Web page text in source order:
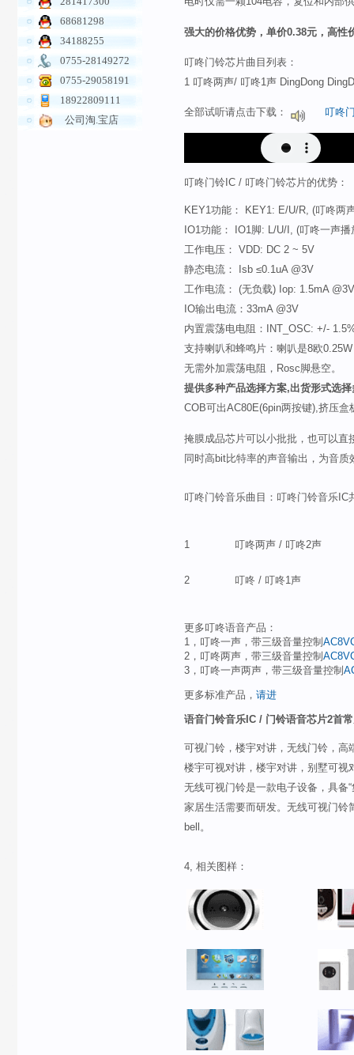
68681298
34188255
0755-28149272
0755-29058191
18922809111
公司淘.宝店
强大的价格优势，单价0.38元，高性
叮咚门铃芯片曲目列表：
1 叮咚两声/ 叮咚1声 DingDong
全部试听请点击下载： 叮咚
叮咚门铃IC / 叮咚门铃芯片的优势：
KEY1功能： KEY1: E/U/R, (叮咚两
IO1功能： IO1脚: L/U/I, (叮咚一声播
工作电压： VDD: DC 2 ~ 5V
静态电流： Isb ≤0.1uA @3V
工作电流： (无负载) Iop: 1.5mA @3V
IO输出电流：33mA @3V
内置震荡电电阻：INT_OSC: +/-
支持喇叭和蜂鸣片：喇叭是8欧
无需外加震荡电阻，Rosc脚悬空。
提供多种产品选择方案,出货形式选择
COB可出AC80E(6pin两按键),挤压
掩膜成品芯片可以小批批，也可以
同时高bit比特率的声音输出，为音
叮咚门铃音乐曲目：叮咚门铃音乐IC
1 叮咚两声 / 叮咚2声
2 叮咚 / 叮咚1声
更多叮咚语音产品：
1，叮咚一声，带三级音量控制
2，叮咚两声，带三级音量控制
3，叮咚一声两声，带三级音量控制
更多标准产品， 请进
语音门铃音乐IC / 门铃语音芯片2首
可视门铃，楼宇对讲，无线门铃，
楼宇可视对讲，楼宇对讲，别墅可视
无线可视门铃是一款电子设备，具备
家居生活需要而研发。无线可视门铃
bell。
4, 相关图样：